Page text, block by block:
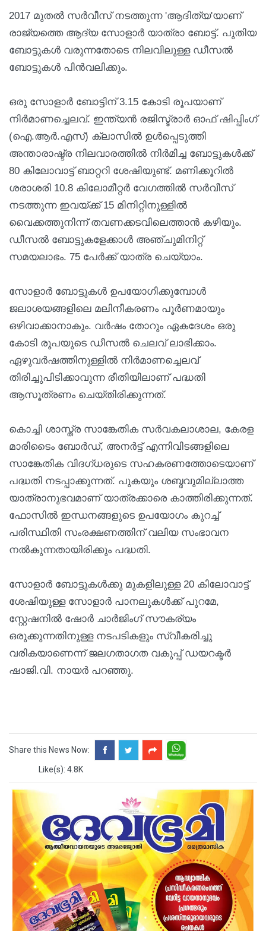
2017 മുതൽ സർവീസ് നടത്തുന്ന 'ആദിത്യ'യാണ്
രാജ്യത്തെ ആദ്യ സോളാർ യാത്രാ ബോട്ട്. പുതിയ
ബോട്ടുകൾ വരുന്നതോടെ നിലവിലുള്ള ഡീസൽ
ബോട്ടുകൾ പിൻവലിക്കും.
ഒരു സോളാർ ബോട്ടിന് 3.15 കോടി രൂപയാണ്
നിർമാണച്ചെലവ്. ഇന്ത്യൻ രജിസ്ട്രാർ ഓഫ് ഷിപ്പിംഗ്
(ഐ.ആർ.എസ്) ക്ലാസിൽ ഉൾപ്പെടുത്തി
അന്താരാഷ്ട്ര നിലവാരത്തിൽ നിർമിച്ച ബോട്ടുകൾക്ക്
80 കിലോവാട്ട് ബാറ്ററി ശേഷിയുണ്ട്. മണിക്കൂറിൽ
ശരാശരി 10.8 കിലോമീറ്റർ വേഗത്തിൽ സർവീസ്
നടത്തുന്ന ഇവയ്ക്ക് 15 മിനിറ്റിനുള്ളിൽ
വൈക്കത്തുനിന്ന് തവണക്കടവിലെത്താൻ കഴിയും.
ഡീസൽ ബോട്ടുകളേക്കാൾ അഞ്ചുമിനിറ്റ്
സമയലാഭം. 75 പേർക്ക് യാത്ര ചെയ്യാം.
സോളാർ ബോട്ടുകൾ ഉപയോഗിക്കുമ്പോൾ
ജലാശയങ്ങളിലെ മലിനീകരണം പൂർണമായും
ഒഴിവാക്കാനാകും. വർഷം തോറും ഏകദേശം ഒരു
കോടി രൂപയുടെ ഡീസൽ ചെലവ് ലാഭിക്കാം.
ഏഴുവർഷത്തിനുള്ളിൽ നിർമാണച്ചെലവ്
തിരിച്ചുപിടിക്കാവുന്ന രീതിയിലാണ് പദ്ധതി
ആസൂത്രണം ചെയ്തിരിക്കുന്നത്.
കൊച്ചി ശാസ്ത്ര സാങ്കേതിക സർവകലാശാല, കേരള
മാരിടൈം ബോർഡ്, അനർട്ട് എന്നിവിടങ്ങളിലെ
സാങ്കേതിക വിദഗ്ധരുടെ സഹകരണത്തോടെയാണ്
പദ്ധതി നടപ്പാക്കുന്നത്. പുകയും ശബ്ദവുമില്ലാത്ത
യാത്രാനുഭവമാണ് യാത്രക്കാരെ കാത്തിരിക്കുന്നത്.
ഫോസിൽ ഇന്ധനങ്ങളുടെ ഉപയോഗം കുറച്ച്
പരിസ്ഥിതി സംരക്ഷണത്തിന് വലിയ സംഭാവന
നൽകുന്നതായിരിക്കും പദ്ധതി.
സോളാർ ബോട്ടുകൾക്കു മുകളിലുള്ള 20 കിലോവാട്ട്
ശേഷിയുള്ള സോളാർ പാനലുകൾക്ക് പുറമേ,
സ്റ്റേഷനിൽ ഷോർ ചാർജിംഗ് സൗകര്യം
ഒരുക്കുന്നതിനുള്ള നടപടികളും സ്വീകരിച്ചു
വരികയാണെന്ന് ജലഗതാഗത വകുപ്പ് ഡയറക്ടർ
ഷാജി.വി. നായർ പറഞ്ഞു.
Share this News Now:
Like(s): 4.8K